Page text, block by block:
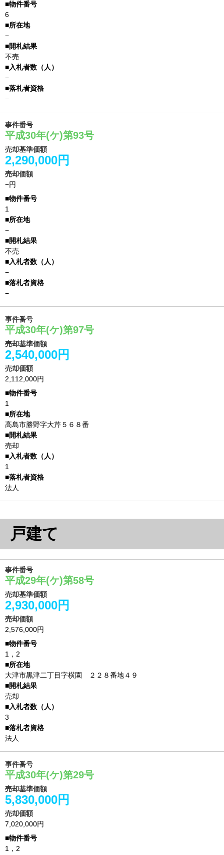
6
−
不売
−
−
事件番号
平成30年(ケ)第93号
売却基準価額
2,290,000円
売却価額
−円
1
−
不売
−
−
事件番号
平成30年(ケ)第97号
売却基準価額
2,540,000円
売却価額
2,112,000円
1
高島市勝野字大芹５６８番
売却
1
法人
戸建て
事件番号
平成29年(ケ)第58号
売却基準価額
2,930,000円
売却価額
2,576,000円
1，2
大津市黒津二丁目字横園 ２２８番地４９
売却
3
法人
事件番号
平成30年(ケ)第29号
売却基準価額
5,830,000円
売却価額
7,020,000円
1，2